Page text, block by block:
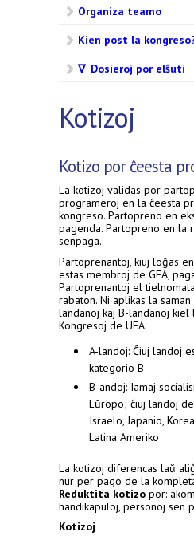
Organiza teamo
Kien post la
∇ Dosieroj por elŝuti
Kotizoj
Kotizo por ĉeesta
La kotizoj validas por
programeroj en la ĉeesta
kongreso. Partopreno en
pagenda. Partopreno en la
senpaga.
Partoprenantoj, kiuj loĝas
estas membroj de GEA,
Partoprenantoj el
rabaton. Ni aplikas la
landanoj kaj B-landanoj kiel
Kongresoj de UEA:
A-landoj: Ĉiuj landoj
kategorio B
B-andoj: Iamaj
Eŭropo; ĉiuj landoj
Israelo, Japanio,
Latina Ameriko
La kotizoj diferencas laŭ
nur per pago de la
Reduktita kotizo por:
handikapuloj, personoj sen
Kotizoj